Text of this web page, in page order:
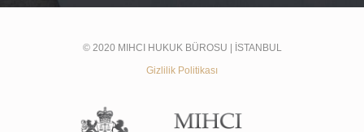
© 2020 MIHCI HUKUK BÜROSU | İSTANBUL
Gizlilik Politikası